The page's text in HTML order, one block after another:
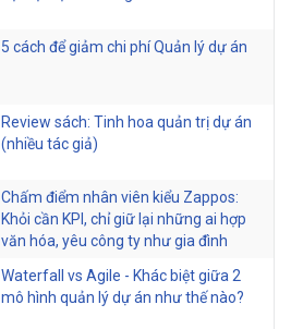
5 cách để giảm chi phí Quản lý dự án
Review sách: Tinh hoa quản trị dự án
(nhiều tác giả)
Chấm điểm nhân viên kiểu Zappos:
Khỏi cần KPI, chỉ giữ lại những ai hợp
văn hóa, yêu công ty như gia đình
Waterfall vs Agile - Khác biệt giữa 2
mô hình quản lý dự án như thế nào?